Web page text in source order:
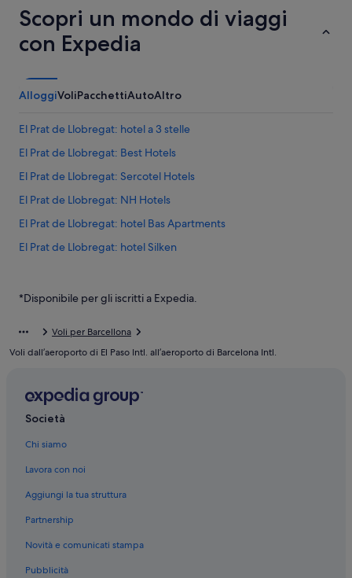
Scopri un mondo di viaggi
con Expedia
AlloggiVoliPacchettiAutoAltro
El Prat de Llobregat: hotel a 3 stelle
El Prat de Llobregat: Best Hotels
El Prat de Llobregat: Sercotel Hotels
El Prat de Llobregat: NH Hotels
El Prat de Llobregat: hotel Bas Apartments
El Prat de Llobregat: hotel Silken
El Prat de Llobregat: SB Hotels
Barcellona: hotel
Stazione del Terminal 1 dell’Aeroporto: hotel nelle vicinanze
El Prat de Llobregat: Hotel per golfisti
*Disponibile per gli iscritti a Expedia.
Voli per Barcellona
Voli dall’aeroporto di El Paso Intl. all’aeroporto di Barcelona Intl.
Società
Chi siamo
Lavora con noi
Aggiungi la tua struttura
Partnership
Novità e comunicati stampa
Pubblicità